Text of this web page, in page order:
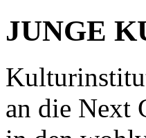
JUNGE
an die Next